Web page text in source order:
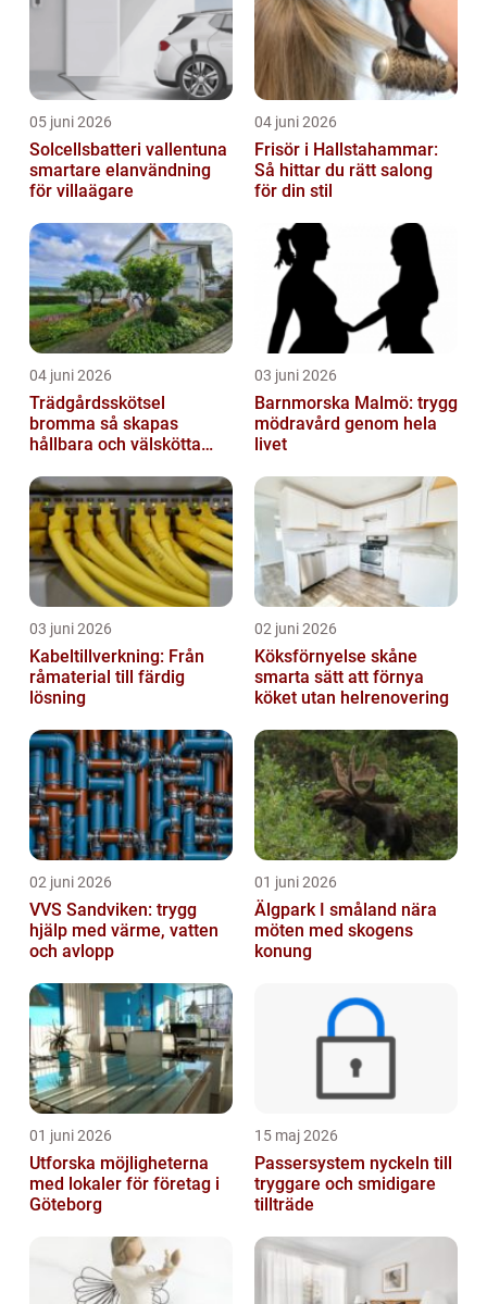
05 juni 2026
Solcellsbatteri vallentuna
smartare elanvändning
för villaägare
04 juni 2026
Frisör i Hallstahammar:
Så hittar du rätt salong
för din stil
04 juni 2026
Trädgårdsskötsel
bromma så skapas
hållbara och välskötta
03 juni 2026
Barnmorska Malmö: trygg
mödravård genom hela
livet
03 juni 2026
Kabeltillverkning: Från
råmaterial till färdig
lösning
02 juni 2026
Köksförnyelse skåne
smarta sätt att förnya
köket utan helrenovering
02 juni 2026
VVS Sandviken: trygg
hjälp med värme, vatten
och avlopp
01 juni 2026
Älgpark I småland nära
möten med skogens
konung
01 juni 2026
Utforska möjligheterna
med lokaler för företag i
Göteborg
15 maj 2026
Passersystem nyckeln till
tryggare och smidigare
tillträde